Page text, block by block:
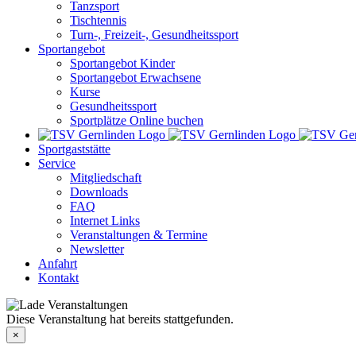
Tanzsport
Tischtennis
Turn-, Freizeit-, Gesundheitssport
Sportangebot
Sportangebot Kinder
Sportangebot Erwachsene
Kurse
Gesundheitssport
Sportplätze Online buchen
Sportgaststätte
Service
Mitgliedschaft
Downloads
FAQ
Internet Links
Veranstaltungen & Termine
Newsletter
Anfahrt
Kontakt
Diese Veranstaltung hat bereits stattgefunden.
×